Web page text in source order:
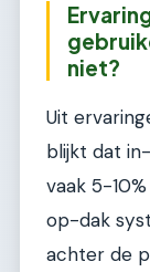
niet?
Uit
blijkt dat
vaak 5-
op-dak
achter de